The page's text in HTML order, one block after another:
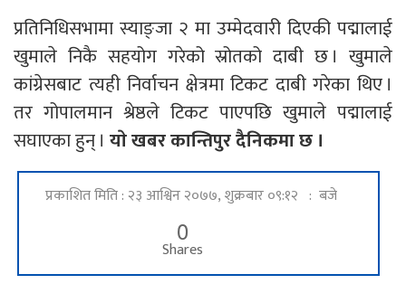
प्रतिनिधिसभामा स्याङ्जा २ मा उम्मेदवारी दिएकी पद्मालाई
खुमाले निकै सहयोग गरेको स्रोतको दाबी छ । खुमाले
कांग्रेसबाट त्यही निर्वाचन क्षेत्रमा टिकट दाबी गरेका थिए ।
तर गोपालमान श्रेष्ठले टिकट पाएपछि खुमाले पद्मालाई
सघाएका हुन् । याे खबर कान्तिपुर दैनिकमा छ ।
प्रकाशित मिति : २३ आश्विन २०७७, शुक्रबार ०९:१२ : बजे
0
Shares